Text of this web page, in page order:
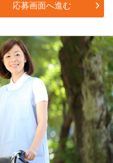
応募画面へ進む